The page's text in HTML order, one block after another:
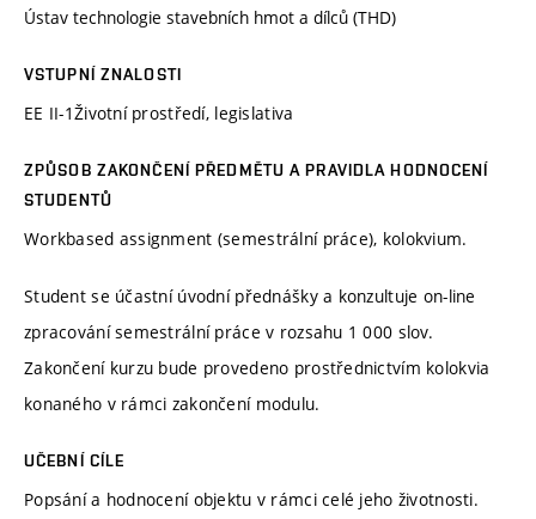
Ústav technologie stavebních hmot a dílců (THD)
VSTUPNÍ ZNALOSTI
EE II-1Životní prostředí, legislativa
ZPŮSOB ZAKONČENÍ PŘEDMĚTU A PRAVIDLA HODNOCENÍ
STUDENTŮ
Workbased assignment (semestrální práce), kolokvium.
Student se účastní úvodní přednášky a konzultuje on-line
zpracování semestrální práce v rozsahu 1 000 slov.
Zakončení kurzu bude provedeno prostřednictvím kolokvia
konaného v rámci zakončení modulu.
UČEBNÍ CÍLE
Popsání a hodnocení objektu v rámci celé jeho životnosti.